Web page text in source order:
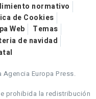
normativo
de Cookies
Web
Temas
de navidad
Europa Press.
prohibida la redistribución